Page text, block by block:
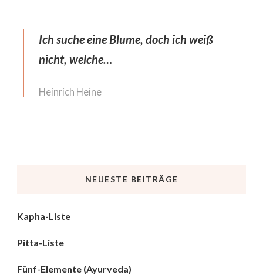
Ich suche eine Blume, doch ich weiß
nicht, welche…
Heinrich Heine
NEUESTE BEITRÄGE
Kapha-Liste
Pitta-Liste
Fünf-Elemente (Ayurveda)